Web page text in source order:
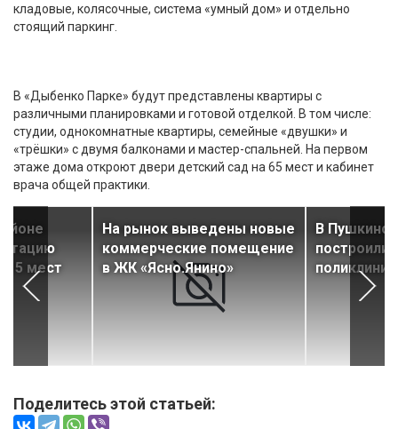
кладовые, колясочные, система «умный дом» и отдельно
стоящий паркинг.
В «Дыбенко Парке» будут представлены квартиры с
различными планировками и готовой отделкой. В том числе:
студии, однокомнатные квартиры, семейные «двушки» и
«трёшки» с двумя балконами и мастер-спальней. На первом
этаже дома откроют двери детский сад на 65 мест и кабинет
врача общей практики.
мест
На рынок выведены новые
коммерческие помещение
в ЖК «Ясно.Янино»
В
построили
Поделитесь этой статьей: